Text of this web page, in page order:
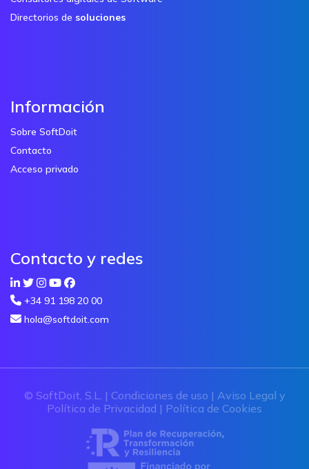
Directorios de soluciones
Información
Sobre SoftDoit
Contacto
Acceso privado
Contacto y redes
+34 91 198 20 00
hola@softdoit.com
© SoftDoit, S.L. | Condiciones de uso | Aviso Legal y
Política de Privacidad | Política de Cookies